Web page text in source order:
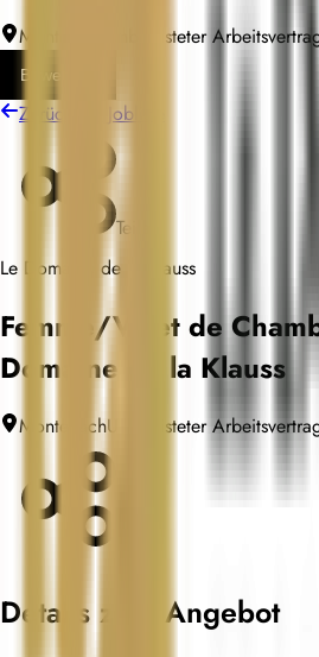
Montenach
Unbefristeter
Bewerben
Zurück zur Jobliste
Teilen
Le Domaine de la Klauss
Femme/Valet de
Domaine de la Klauss
MontenachUnbefristeter
Details zum Angebot